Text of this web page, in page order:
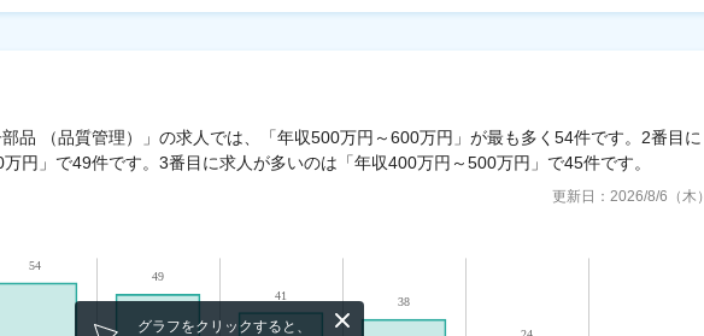
品 （品質管理）」の求人では、「年収500万円～600万円」が最も多く54件です。2番目に
円」で49件です。3番目に求人が多いのは「年収400万円～500万円」で45件です。
更新日： 2026/8/6（木）
グラフをクリックすると、